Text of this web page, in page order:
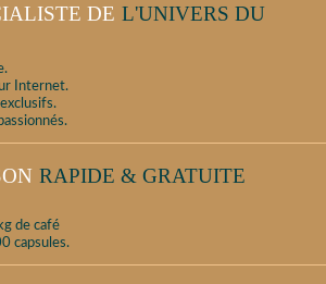
DE L'UNIVERS DU
Internet.
RAPIDE & GRATUITE
de café
capsules.